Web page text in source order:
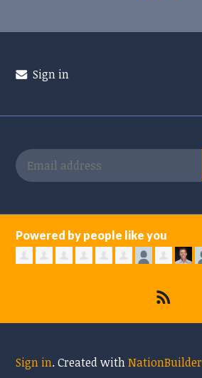
Sign in
Powered by people like you
Sign in.Created withNationBuilder